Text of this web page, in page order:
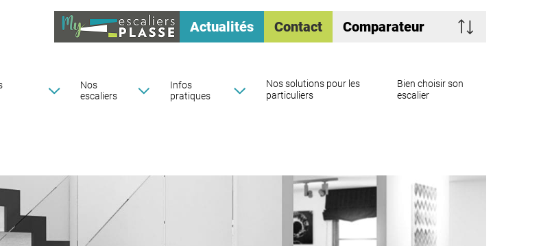
Actualités Contact Comparateur
Nos
escaliers
Infos
pratiques
Nos solutions pour les
particuliers
Bien choisir son
escalier